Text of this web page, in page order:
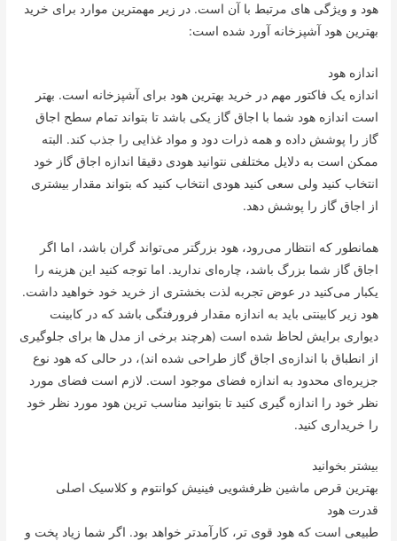
هود و ویژگی های مرتبط با آن است. در زیر مهمترین موارد برای خرید
بهترین هود آشپزخانه آورد شده است:
اندازه هود
اندازه یک فاکتور مهم در خرید بهترین هود برای آشپزخانه است. بهتر
است اندازه هود شما با اجاق گاز یکی باشد تا بتواند تمام سطح اجاق
گاز را پوشش داده و همه ذرات دود و مواد غذایی را جذب کند. البته
ممکن است به دلایل مختلفی نتوانید هودی دقیقا اندازه اجاق گاز خود
انتخاب کنید ولی سعی کنید هودی انتخاب کنید که بتواند مقدار بیشتری
از اجاق گاز را پوشش دهد.
همانطور که انتظار می‌رود، هود بزرگتر می‌تواند گران باشد، اما اگر
اجاق گاز شما بزرگ باشد، چاره‌ای ندارید. اما توجه کنید این هزینه را
یکبار می‌کنید در عوض تجربه لذت بخشتری از خرید خود خواهید داشت.
هود زیر کابینتی باید به اندازه مقدار فرورفتگی باشد که در کابینت
دیواری برایش لحاظ شده است (هرچند برخی از مدل ها برای جلوگیری
از انطباق با اندازه‌ی اجاق گاز طراحی شده اند)، در حالی که هود نوع
جزیره‌ای محدود به اندازه فضای موجود است. لازم است فضای مورد
نظر خود را اندازه گیری کنید تا بتوانید مناسب ترین هود مورد نظر خود
را خریداری کنید.
بیشتر بخوانید
بهترین قرص ماشین ظرفشویی فینیش کوانتوم و کلاسیک اصلی
قدرت هود
طبیعی است که هود قوی تر، کارآمدتر خواهد بود. اگر شما زیاد پخت و